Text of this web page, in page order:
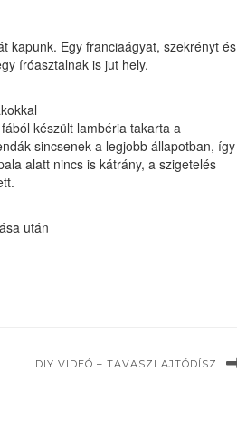
kapunk. Egy franciaágyat, szekrényt és
íróasztalnak is jut hely.
készült lambéria takarta a
sincsenek a legjobb állapotban, így
alatt nincs is kátrány, a szigetelés
után
DIY VIDEÓ – TAVASZI AJTÓDÍSZ